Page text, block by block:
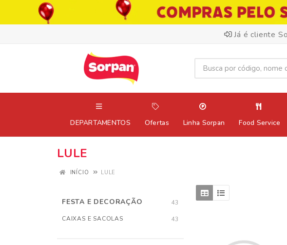
Já é cliente
DEPARTAMENTOS Ofertas Linha Sorpan Food Service
LULE
INÍCIO LULE
FESTA E DECORAÇÃO 43
CAIXAS E SACOLAS 43